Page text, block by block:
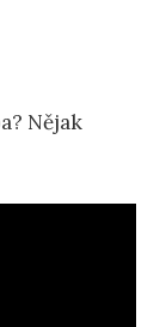
Nějak